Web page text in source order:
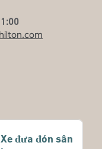
Xe đưa đón sân